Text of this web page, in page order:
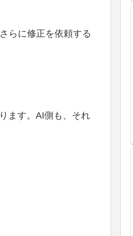
らに修正を依頼する
ます。AI側も、それ